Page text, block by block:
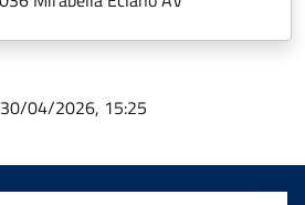
30/04/2026, 15:25